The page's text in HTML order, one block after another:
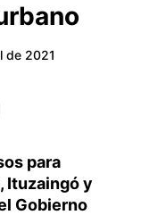
de 2021
para
Ituzaingó y
Gobierno